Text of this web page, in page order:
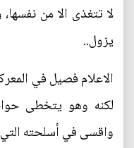
لا تتغذى الا من
يزول..
الاعلام فصيل في
لكنه وهو يتخطى
واقسى في أسلحته